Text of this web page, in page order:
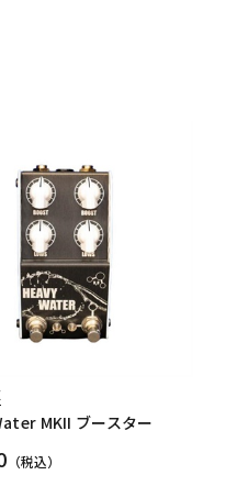
MKII ブースター
（税込）